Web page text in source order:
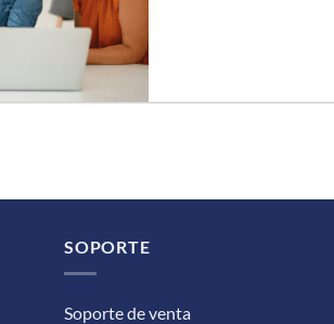
SOPORTE
Soporte de venta